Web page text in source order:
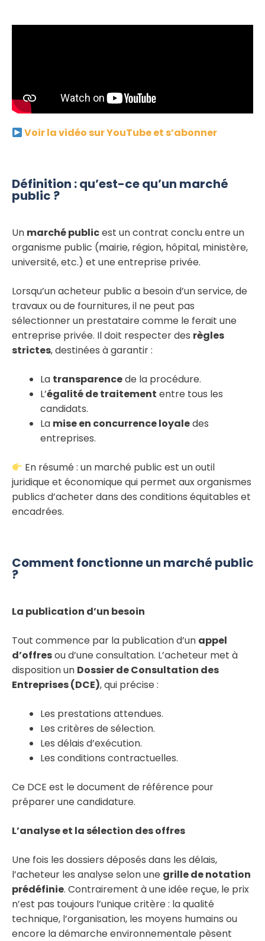
Voir la vidéo sur YouTube et s’abonner
Définition : qu’est-ce qu’un marché
public ?
Un marché publicest un contrat conclu entre un
organisme public (mairie, région, hôpital, ministère,
université, etc.) et une entreprise privée.
Lorsqu’un acheteur public a besoin d’un service, de
travaux ou de fournitures, il ne peut pas
sélectionner un prestataire comme le ferait une
entreprise privée. Il doit respecter des règles
strictes, destinées à garantir :
La transparencede la procédure.
L’égalité de traitement entre tous les
candidats.
La mise en concurrence loyaledes
entreprises.
En résumé : un marché public est un outil
juridique et économique qui permet aux organismes
publics d’acheter dans des conditions équitables et
encadrées.
Comment fonctionne un marché public
?
La publication d’un besoin
Tout commence par la publication d’un appel
d’offresou d’une consultation. L’acheteur met à
disposition un Dossier de Consultation des
Entreprises (DCE), qui précise :
Les prestations attendues.
Les critères de sélection.
Les délais d’exécution.
Les conditions contractuelles.
Ce DCE est le document de référence pour
préparer une candidature.
L’analyse et la sélection des offres
Une fois les dossiers déposés dans les délais,
l’acheteur les analyse selon une grille de notation
prédéfinie. Contrairement à une idée reçue, le prix
n’est pas toujours l’unique critère : la qualité
technique, l’organisation, les moyens humains ou
encore la démarche environnementale pèsent